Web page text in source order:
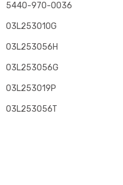
5440-970-0036
03L253010G
03L253056H
03L253056G
03L253019P
03L253056T